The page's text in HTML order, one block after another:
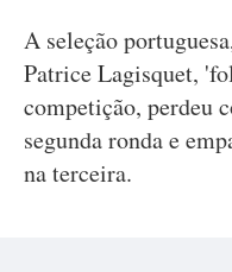
A seleção
Patrice Lagisquet,
competição, perdeu
segunda ronda e
na terceira.